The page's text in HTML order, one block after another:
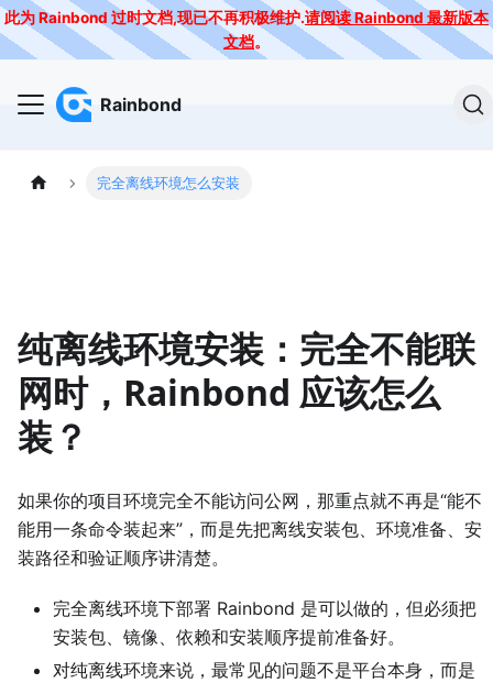
此为 Rainbond 过时文档,现已不再积极维护.请阅读 Rainbond 最新版本
文档。
Rainbond
完全离线环境怎么安装
纯离线环境安装：完全不能联
网时，Rainbond 应该怎么
装？
如果你的项目环境完全不能访问公网，那重点就不再是“能不
能用一条命令装起来”，而是先把离线安装包、环境准备、安
装路径和验证顺序讲清楚。
完全离线环境下部署 Rainbond 是可以做的，但必须把
安装包、镜像、依赖和安装顺序提前准备好。
对纯离线环境来说，最常见的问题不是平台本身，而是